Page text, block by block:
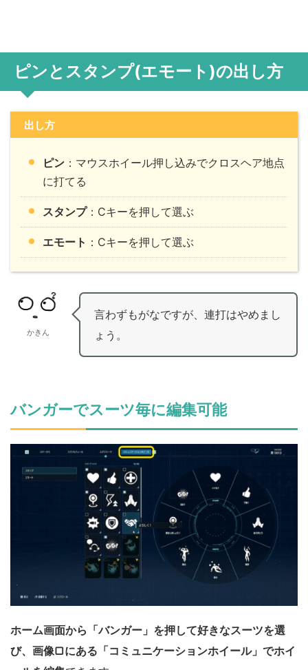
ピンとスタンプ(エモート)の出し方
出し方
ピン ：マウスホイール押し込みでクロスヘア地点
に打てる
スタンプ：Cキーを押して選ぶ
エモート ：Cキーを押して選ぶ
かきん
言わずもがなですが、連打はやめまし
ょう。
バンガーでスーツ毎に編集可能
ホーム画面から「バンガー」を押して好きなスーツを選
び、画像▢にある「コミュニケーションホイール」でホイ